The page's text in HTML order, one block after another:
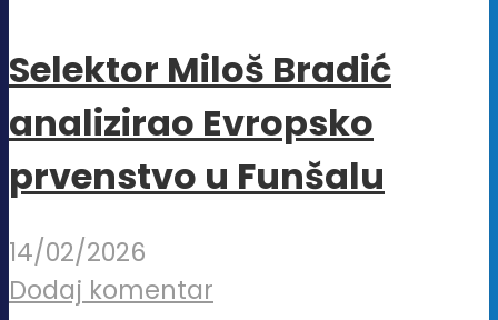
Selektor Miloš Bradić
analizirao Evropsko
prvenstvo u Funšalu
14/02/2026
Dodaj komentar